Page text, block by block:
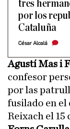
tres
por los
Cataluña
César Alcalá
Agustí Mas i
confesor
por las
fusilado en el
Reixach el 15